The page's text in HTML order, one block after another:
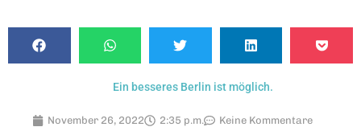
Ein besseres Berlin ist möglich.
November 26, 2022 2:35 p.m. Keine Kommentare